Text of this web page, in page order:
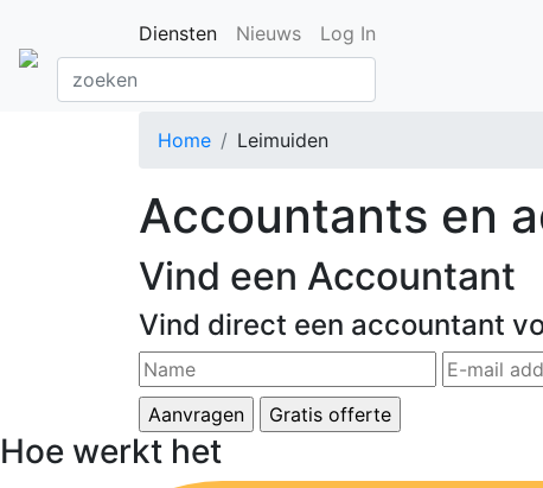
Diensten Nieuws Log In
Home Leimuiden
Accountants en
Vind een Accountant
Vind direct een accountant
Hoe werkt het